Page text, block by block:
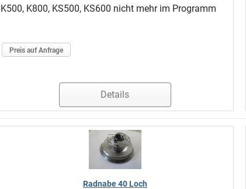
K500, K800, KS500, KS600 nicht mehr im Programm
Preis auf Anfrage
Details
Radnabe 40 Loch